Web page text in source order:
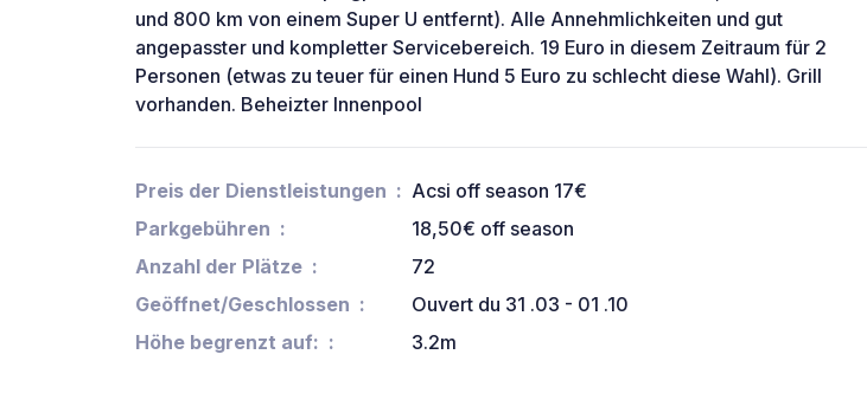
und 800 km von einem Super U entfernt). Alle Annehmlichkeiten und gut
angepasster und kompletter Servicebereich. 19 Euro in diesem Zeitraum für 2
Personen (etwas zu teuer für einen Hund 5 Euro zu schlecht diese Wahl). Grill
vorhanden. Beheizter Innenpool
Preis der Dienstleistungen
Acsi off season 17€
Parkgebühren
18,50€ off season
Anzahl der Plätze
72
Geöffnet/Geschlossen
Ouvert du 31 .03 - 01 .10
Höhe begrenzt auf:
3.2m